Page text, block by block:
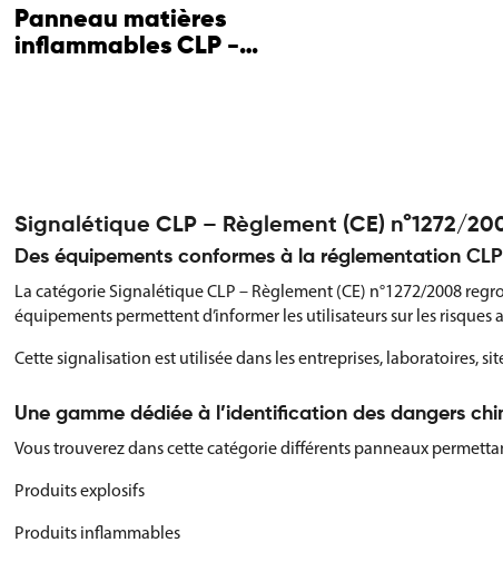
Panneau matières
inflammables CLP -
Signalétique CLP – Règlement (CE) n°1272/
Des équipements conformes à la réglementation CLP
La catégorie Signalétique CLP – Règlement (CE) n°1272/2008
équipements permettent d’informer les utilisateurs sur les
Cette signalisation est utilisée dans les entreprises, laboratoires,
Une gamme dédiée à l’identification des dangers
Vous trouverez dans cette catégorie différents panneaux
Produits explosifs
Produits inflammables